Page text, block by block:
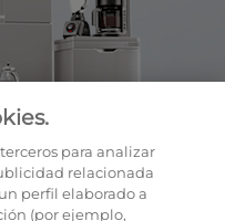
para analizar
relacionada
perfil elaborado a
(por ejemplo,